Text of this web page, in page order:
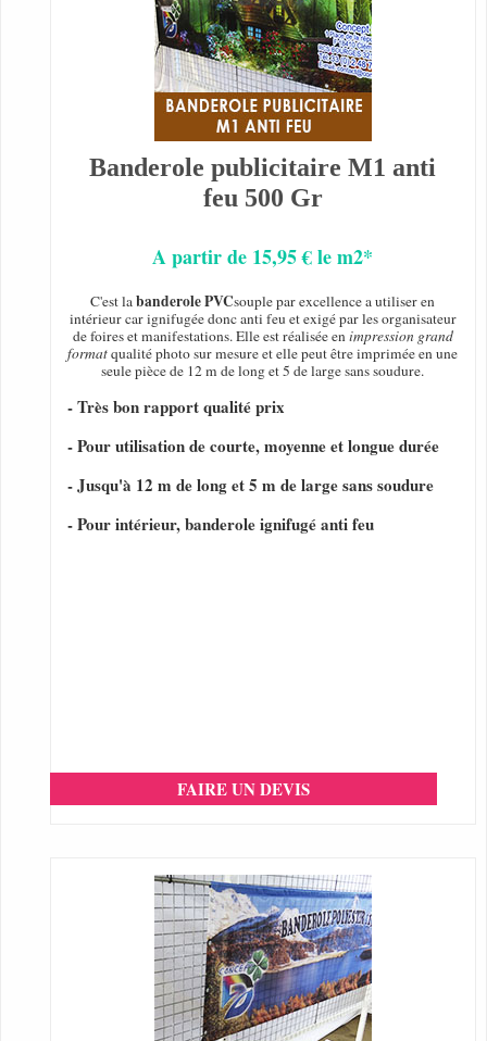
Banderole publicitaire M1 anti
feu 500 Gr
A partir de 15,95 € le m2*
C'est labanderole PVCsouple par excellence a utiliser en
intérieur car ignifugée donc anti feu et exigé par les organisateur
de foires et manifestations. Elle est réalisée enimpression grand
formatqualité photo sur mesure et elle peut être imprimée en une
seule pièce de 12 m de long et 5 de large sans soudure.
- Très bon rapport qualité prix
- Pour utilisation de courte, moyenne et longue durée
- Jusqu'à 12 m de long et 5 m de large sans soudure
- Pour intérieur, banderole ignifugé anti feu
FAIRE UN DEVIS